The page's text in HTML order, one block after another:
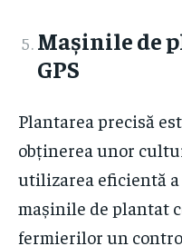
Mașinile de
GPS
Plantarea precisă
obținerea unor
utilizarea eficientă
mașinile de plantat
fermierilor un